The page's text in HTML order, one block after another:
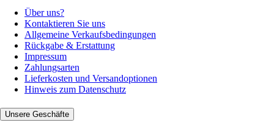
Über uns?
Kontaktieren Sie uns
Allgemeine Verkaufsbedingungen
Rückgabe & Erstattung
Impressum
Zahlungsarten
Lieferkosten und Versandoptionen
Hinweis zum Datenschutz
Unsere Geschäfte